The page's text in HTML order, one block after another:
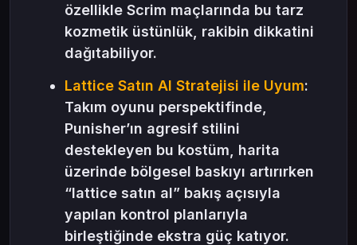
özellikle Scrim maçlarında bu tarz
kozmetik üstünlük, rakibin dikkatini
dağıtabiliyor.
Lattice Satın Al Stratejisi ile Uyum:
Takım oyunu perspektifinde,
Punisher’ın agresif stilini
destekleyen bu kostüm, harita
üzerinde bölgesel baskıyı artırırken
“lattice satın al” bakış açısıyla
yapılan kontrol planlarıyla
birleştiğinde ekstra güç katıyor.